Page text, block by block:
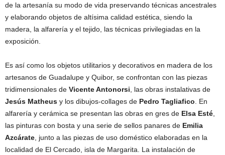
de la artesanía su modo de vida preservando técnicas ancestrales
y elaborando objetos de altísima calidad estética, siendo la
madera, la alfarería y el tejido, las técnicas privilegiadas en la
exposición.
Es así como los objetos utilitarios y decorativos en madera de los
artesanos de Guadalupe y Quibor, se confrontan con las piezas
tridimensionales de Vicente Antonorsi , las obras instalativas de
Jesús Matheus y los dibujos-collages de Pedro Tagliafico . En
alfarería y cerámica se presentan las obras en gres de Elsa Esté
las pinturas con bosta y una serie de sellos panares de Emilia
Azcárate , junto a las piezas de uso doméstico elaboradas en la
localidad de El Cercado, isla de Margarita. La instalación de